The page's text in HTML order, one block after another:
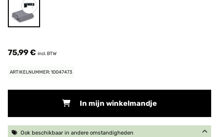
75,99 € incl. BTW
ARTIKELNUMMER: 10047473
In mijn winkelmandje
Ook beschikbaar in andere omstandigheden